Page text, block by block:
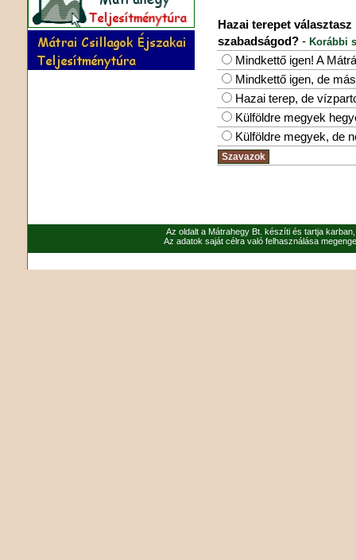
Hazai terepet
szabadságod? - Korábbi
Mindkettő igen! A
Mindkettő igen, de
Hazai terep, de
Külföldre megyek
Külföldre megyek, de
Az oldalt a Mátrahegy Bt. készíti és tartja
Az adatok saját célra való felhasználása